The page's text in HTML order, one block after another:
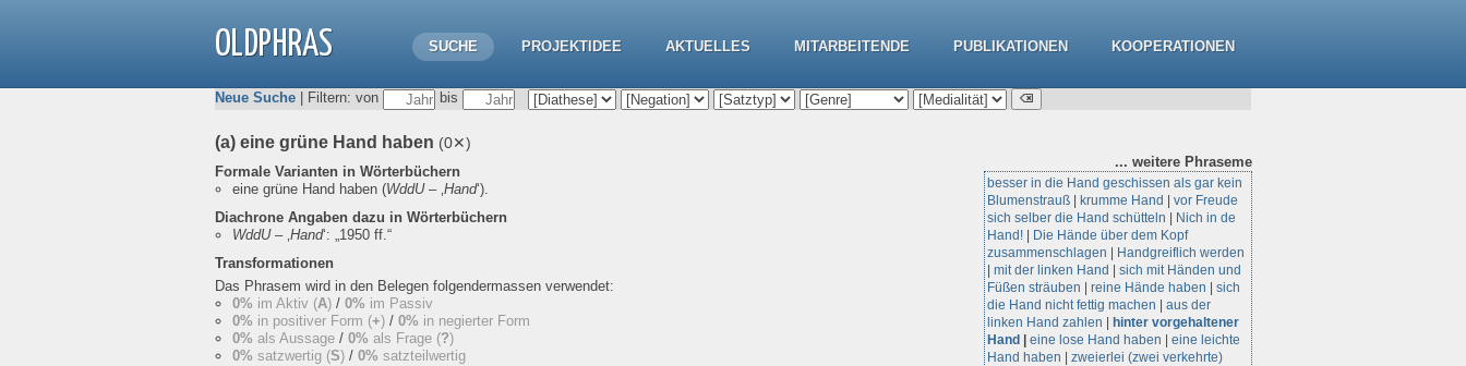
OLDPHRAS SUCHE PROJEKTIDEE AKTUELLES MITARBEITENDE PUBLIKATIONEN KOOPERATIONEN
Neue Suche | Filtern: von bis
(a) eine grüne Hand haben (0✕)
Formale Varianten in Wörterbüchern
eine grüne Hand haben (WddU– ‚Hand‘).
Diachrone Angaben dazu in Wörterbüchern
WddU– ‚Hand‘: „1950 ff.“
Transformationen
Das Phrasem wird in den Belegen folgendermassen verwendet:
0% im Aktiv (A) / 0% im Passiv
0% in positiver Form (+) / 0% in negierter Form
0% als Aussage / 0% als Frage (?)
0% satzwertig (S) / 0% satzteilwertig
... weitere Phraseme
besser in die Hand geschissen als gar kein
Blumenstrauß
krumme Hand
vor Freude
sich selber die Hand schütteln
Nich in de
Hand!
Die Hände über dem Kopf
zusammenschlagen
Handgreiflich werden
mit der linken Hand
sich mit Händen und
Füßen sträuben
reine Hände haben
sich
die Hand nicht fettig machen
aus der
linken Hand zahlen
hinter vorgehaltener
Hand
eine lose Hand haben
eine leichte
Hand haben
zweierlei (zwei verkehrte)